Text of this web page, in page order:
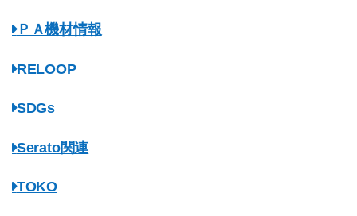
ＰＡ機材情報
RELOOP
SDGs
Serato関連
TOKO